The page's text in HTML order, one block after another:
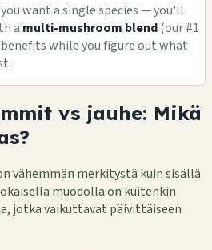
want a single species — you'll
a multi-mushroom blend(our #1
while you figure out what
vs jauhe: Mikä
vähemmän merkitystä kuin sisällä
muodolla on kuitenkin
jotka vaikuttavat päivittäiseen